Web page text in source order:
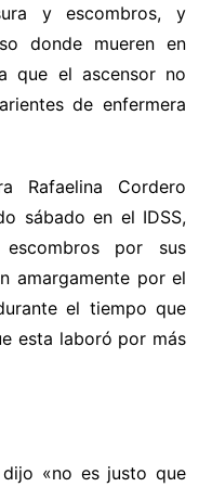
y escombros, y
donde mueren en
que el ascensor no
de enfermera
Rafaelina Cordero
sábado en el IDSS,
por sus
amargamente por el
el tiempo que
esta laboró por más
«no es justo que